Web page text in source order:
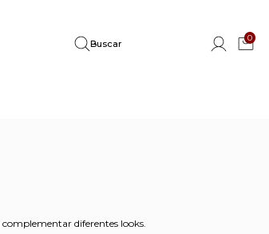
0
diferentes looks.